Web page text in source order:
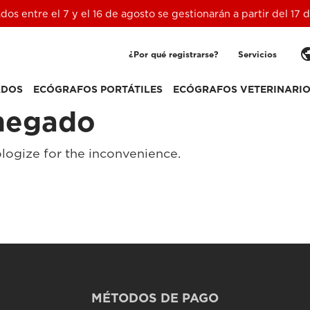
entre el 7 y el 16 de agosto se gestionarán a partir del 17
¿Por qué registrarse? Servicios
ECÓGRAFOS PORTÁTILES ECÓGRAFOS
for the inconvenience.
MÉTODOS DE PAGO